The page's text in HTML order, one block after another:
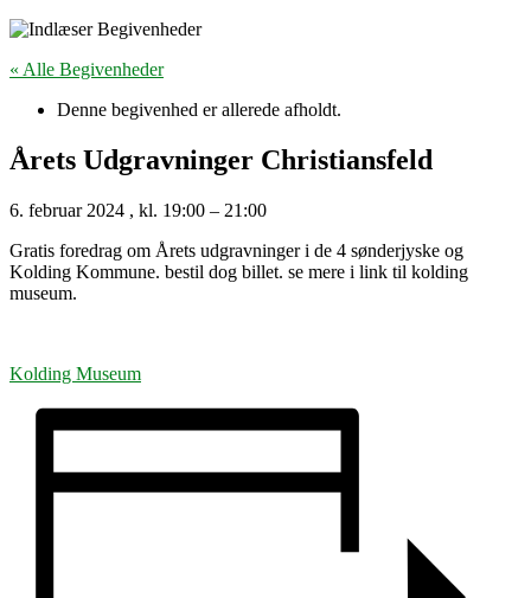
« Alle Begivenheder
Denne begivenhed er allerede afholdt.
Årets Udgravninger Christiansfeld
6. februar 2024 , kl. 19:00 – 21:00
Gratis foredrag om Årets udgravninger i de 4 sønderjyske og
Kolding Kommune. bestil dog billet. se mere i link til kolding
museum.
Kolding Museum